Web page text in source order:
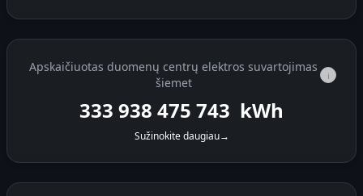
Apskaičiuotas duomenų centrų elektros suvartojimas
šiemet
i
333 938 488 351 kWh
Sužinokite daugiau→